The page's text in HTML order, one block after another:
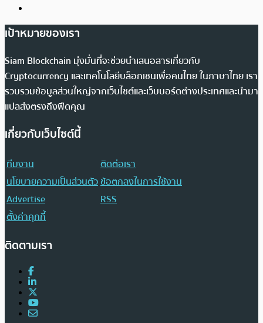
เป้าหมายของเรา
Siam Blockchain มุ่งมั่นที่จะช่วยนำเสนอสารเกี่ยวกับ
Cryptocurrency และเทคโนโลยีบล็อกเชนเพื่อคนไทย ในภาษาไทย เรา
รวบรวมข้อมูลส่วนใหญ่จากเว็บไซต์และเว็บบอร์ดต่างประเทศและนำมา
แปลส่งตรงถึงฟีดคุณ
เกี่ยวกับเว็บไซต์นี้
ทีมงาน
ติดต่อเรา
นโยบายความเป็นส่วนตัวข้อตกลงในการใช้งาน
Advertise
RSS
ตั้งค่าคุกกี้
ติดตามเรา